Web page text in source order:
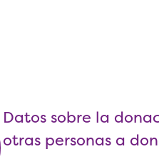
Datos sobre la
otras personas a